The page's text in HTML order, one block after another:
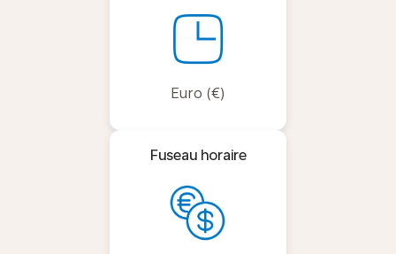
Euro (€)
Fuseau horaire